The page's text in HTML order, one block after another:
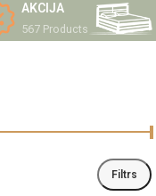
AKCIJA
567 Products
Filtrs